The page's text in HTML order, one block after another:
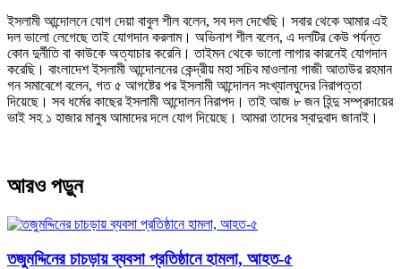
ইসলামী আন্দোলনে যোগ দেয়া বাবুল শীল বলেন, সব দল দেখেছি। সবার থেকে আমার এই
দল ভালো লেগেছে তাই যোগদান করলাম। অভিনাশ শীল বলেন, এ দলটির কেউ পর্যন্ত
কোন দুর্নীতি বা কাউকে অত্যাচার করেনি। তাইমন থেকে ভালো লাগার কারনেই যোগদান
করেছি। বাংলাদেশ ইসলামী আন্দোলনের কেন্দ্রীয় মহা সচিব মাওলানা গাজী আতাউর রহমান
গন সমাবেশে বলেন, গত ৫ আগষ্টের পর ইসলামী আন্দোলন সংখ্যালঘুদের নিরাপত্তা
দিয়েছে। সব ধর্মের কাছের ইসলামী আন্দোলন নিরাপদ। তাই আজ ৮ জন হিন্দু সম্প্রদায়ের
ভাই সহ ১ হাজার মানুষ আমাদের দলে যোগ দিয়েছে। আমরা তাদের স্বাদুবাদ জানাই।
আরও পড়ুন
তজুমদ্দিনের চাচড়ায় ব্যবসা প্রতিষ্ঠানে হামলা, আহত-৫